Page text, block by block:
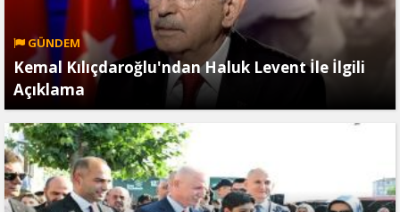
GÜNDEM
Kemal Kılıçdaroğlu'ndan Haluk Levent İle İlgili
Açıklama